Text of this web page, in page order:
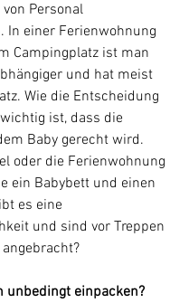
Personal
In einer Ferienwohnung
Campingplatz ist man
und hat meist
Wie die Entscheidung
ist, dass die
Baby gerecht wird.
oder die Ferienwohnung
ein Babybett und einen
es eine
und sind vor Treppen
unbedingt einpacken?